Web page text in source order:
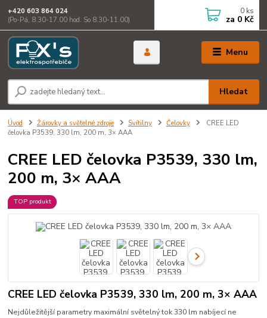
Menu
Hledat
+420 603 864 024
(Po-Pá, 8.30-17.00 hod. So 8.30-11.00)
0 ks
za 0 Kč
Úvod Žárovky a světelné zdroje Svítilny Čelovky
CREE LED
čelovka P3539, 330 lm, 200 m, 3× AAA
CREE LED čelovka P3539, 330 lm,
200 m, 3× AAA
TOP produkt
CREE LED čelovka P3539, 330 lm, 200 m, 3× AAA
Nejdůležitější parametry maximální světelný tok 330 lm nabíjecí ne